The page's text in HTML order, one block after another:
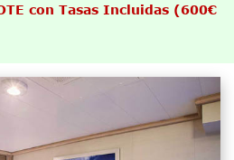
con Tasas Incluidas (600€